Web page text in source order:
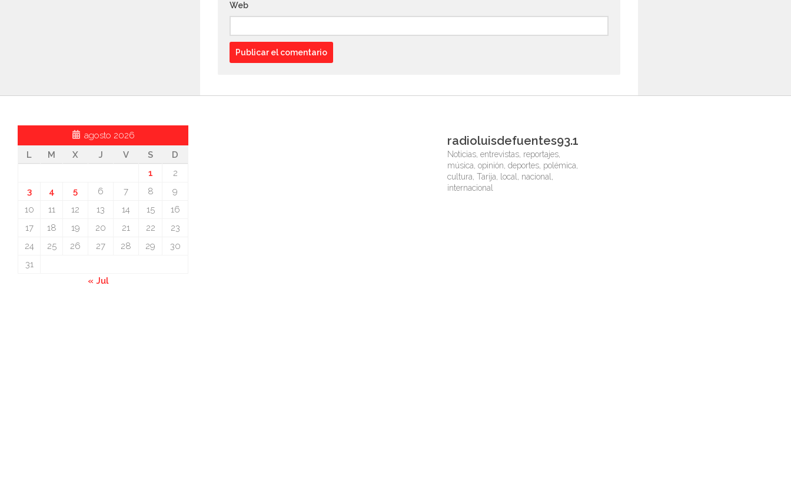
Web
agosto 2026
L
M X J V S
D
1
2
3
4 5 6 7 8
9
10
11 12 13 14 15
16
17
18 19 20 21 22
23
24
25 26 27 28 29
30
31
« Jul
radioluisdefuentes93.1
Noticias, entrevistas, reportajes,
música, opinión, deportes, polémica,
cultura, Tarija, local, nacional,
internacional